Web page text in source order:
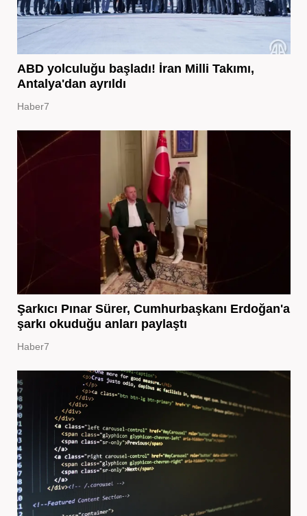
ABD yolculuğu başladı! İran Milli Takımı,
Antalya'dan ayrıldı
Haber7
Şarkıcı Pınar Sürer, Cumhurbaşkanı Erdoğan'a
şarkı okuduğu anları paylaştı
Haber7